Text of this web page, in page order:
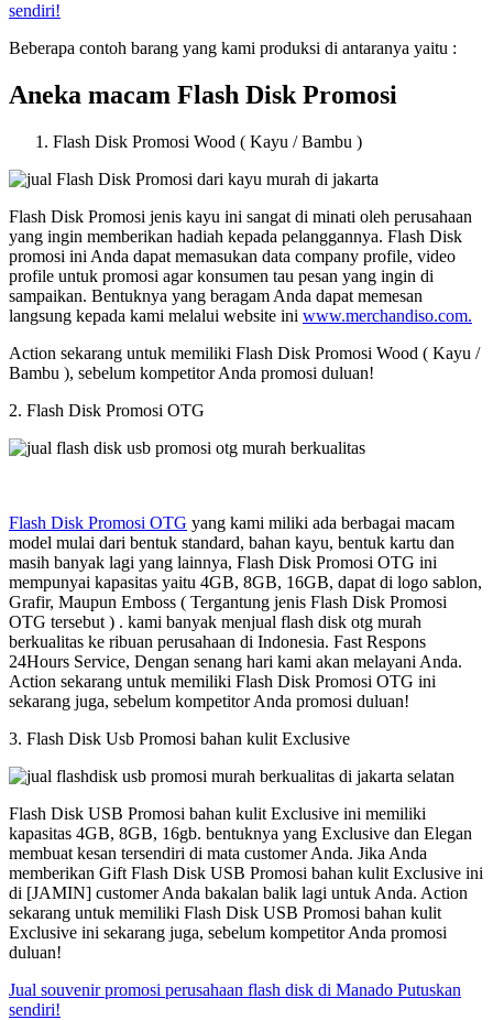
sendiri!
Beberapa contoh barang yang kami produksi di antaranya yaitu :
Aneka macam Flash Disk Promosi
Flash Disk Promosi Wood ( Kayu / Bambu )
Flash Disk Promosi jenis kayu ini sangat di minati oleh perusahaan
yang ingin memberikan hadiah kepada pelanggannya. Flash Disk
promosi ini Anda dapat memasukan data company profile, video
profile untuk promosi agar konsumen tau pesan yang ingin di
sampaikan. Bentuknya yang beragam Anda dapat memesan
langsung kepada kami melalui website ini www.merchandiso.com.
Action sekarang untuk memiliki Flash Disk Promosi Wood ( Kayu /
Bambu ), sebelum kompetitor Anda promosi duluan!
2. Flash Disk Promosi OTG
Flash Disk Promosi OTG yang kami miliki ada berbagai macam
model mulai dari bentuk standard, bahan kayu, bentuk kartu dan
masih banyak lagi yang lainnya, Flash Disk Promosi OTG ini
mempunyai kapasitas yaitu 4GB, 8GB, 16GB, dapat di logo sablon,
Grafir, Maupun Emboss ( Tergantung jenis Flash Disk Promosi
OTG tersebut ) . kami banyak menjual flash disk otg murah
berkualitas ke ribuan perusahaan di Indonesia. Fast Respons
24Hours Service, Dengan senang hari kami akan melayani Anda.
Action sekarang untuk memiliki Flash Disk Promosi OTG ini
sekarang juga, sebelum kompetitor Anda promosi duluan!
3. Flash Disk Usb Promosi bahan kulit Exclusive
Flash Disk USB Promosi bahan kulit Exclusive ini memiliki
kapasitas 4GB, 8GB, 16gb. bentuknya yang Exclusive dan Elegan
membuat kesan tersendiri di mata customer Anda. Jika Anda
memberikan Gift Flash Disk USB Promosi bahan kulit Exclusive ini
di [JAMIN] customer Anda bakalan balik lagi untuk Anda. Action
sekarang untuk memiliki Flash Disk USB Promosi bahan kulit
Exclusive ini sekarang juga, sebelum kompetitor Anda promosi
duluan!
Jual souvenir promosi perusahaan flash disk di Manado Putuskan
sendiri!